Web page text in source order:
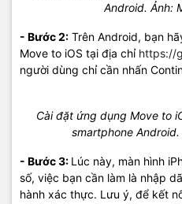
Android. Ảnh:
- Bước 2: Trên Android, bạn
Move to iOS tại địa chỉ https://
người dùng chỉ cần nhấn
Cài đặt ứng dụng Move to
smartphone Android.
- Bước 3: Lúc này, màn hình
số, việc bạn cần làm là nhập
hành xác thực. Lưu ý, để kết